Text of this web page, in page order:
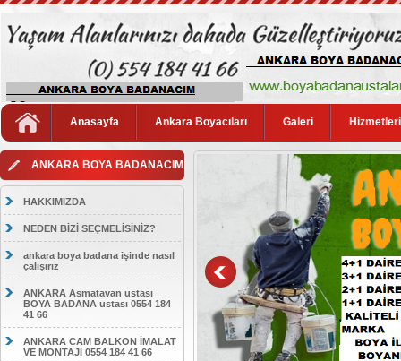
Anasayfa Ankara Boyacıları Galeri
ANKARA BOYA BADANACIM
HAKKIMIZDA
NEDEN BİZİ SEÇMELİSİNİZ?
ankara boya badana işinde nasıl
çalışırız
ANKARA Asmatavan ustası
BOYA BADANA ustası 0554 184
41 66
ANKARA CAM BALKON İMALAT
VE MONTAJI 0554 184 41 66